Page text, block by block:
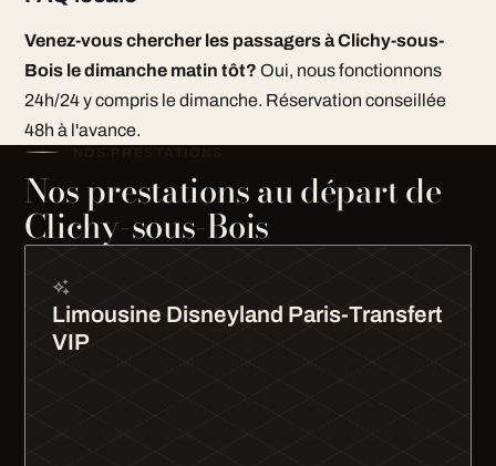
Venez-vous chercher les passagers à Clichy-sous-
Bois le dimanche matin tôt? Oui, nous fonctionnons
24h/24 y compris le dimanche. Réservation conseillée
48h à l'avance.
Nos prestations au départ de
Clichy-sous-Bois
Limousine Disneyland Paris-Transfert
VIP
de la magie. Les enfants adorent, les parents sont